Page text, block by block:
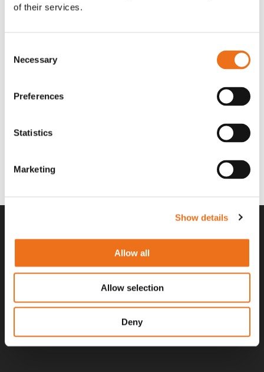
of their services.
Selection
Necessary
Preferences
Statistics
Marketing
Show details
Allow all
Allow selection
Deny
Lägg till i varukorg
Rotor teeth 8t/6k 7.5Gr/8 R6/14 Rotor teeth 8t/6k 0Gr/8 R6/14
Alla priser på tillbehör och tillval gäller vid köp av ny maskin. Priserna
gäller inte vid köp av enskild produkt, till exempel